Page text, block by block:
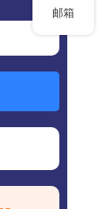
邮箱